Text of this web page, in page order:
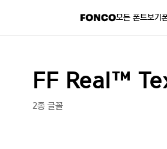
모든 폰트보기
FF Real™
2종 글꼴